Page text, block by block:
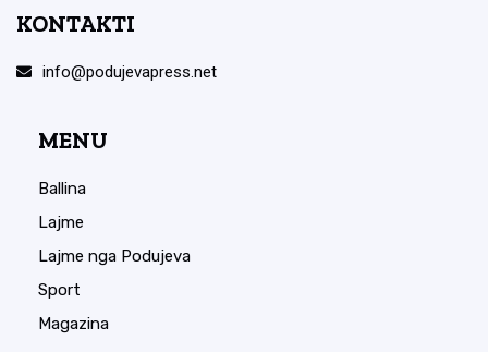
KONTAKTI
info@podujevapress.net
MENU
Ballina
Lajme
Lajme nga Podujeva
Sport
Magazina